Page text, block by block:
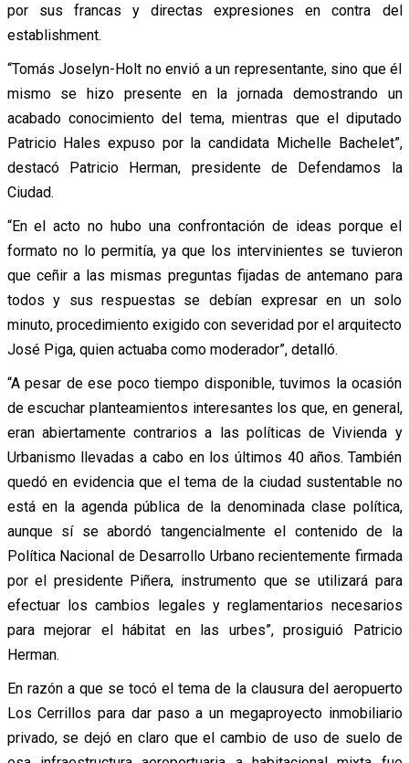
por sus francas y directas expresiones en contra del
establishment.
“Tomás Joselyn-Holt no envió a un representante, sino que él
mismo se hizo presente en la jornada demostrando un
acabado conocimiento del tema, mientras que el diputado
Patricio Hales expuso por la candidata Michelle Bachelet”,
destacó Patricio Herman, presidente de Defendamos la
Ciudad.
“En el acto no hubo una confrontación de ideas porque el
formato no lo permitía, ya que los intervinientes se tuvieron
que ceñir a las mismas preguntas fijadas de antemano para
todos y sus respuestas se debían expresar en un solo
minuto, procedimiento exigido con severidad por el arquitecto
José Piga, quien actuaba como moderador”, detalló.
“A pesar de ese poco tiempo disponible, tuvimos la ocasión
de escuchar planteamientos interesantes los que, en general,
eran abiertamente contrarios a las políticas de Vivienda y
Urbanismo llevadas a cabo en los últimos 40 años. También
quedó en evidencia que el tema de la ciudad sustentable no
está en la agenda pública de la denominada clase política,
aunque sí se abordó tangencialmente el contenido de la
Política Nacional de Desarrollo Urbano recientemente firmada
por el presidente Piñera, instrumento que se utilizará para
efectuar los cambios legales y reglamentarios necesarios
para mejorar el hábitat en las urbes”, prosiguió Patricio
Herman.
En razón a que se tocó el tema de la clausura del aeropuerto
Los Cerrillos para dar paso a un megaproyecto inmobiliario
privado, se dejó en claro que el cambio de uso de suelo de